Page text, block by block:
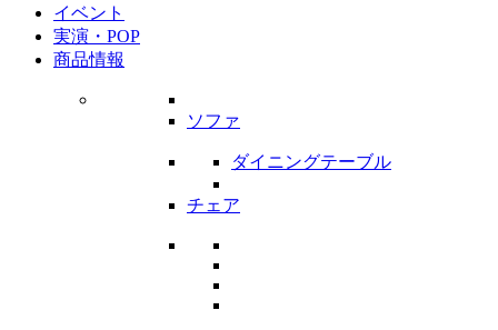
イベント
実演・POP
商品情報
ソファ
ダイニングテーブル
チェア